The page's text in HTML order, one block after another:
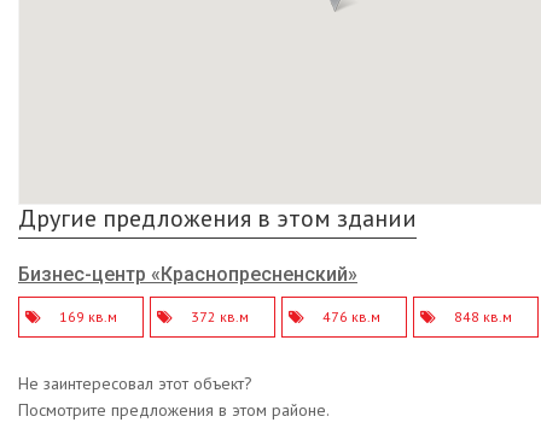
Другие предложения в этом здании
Бизнес-центр «Краснопресненский»
169 кв.м 372 кв.м 476 кв.м 848 кв.м
Не заинтересовал этот объект?
Посмотрите предложения в этом районе.